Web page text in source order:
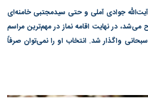
جوادی آملی و حتی سیدمجتبی خامنه‌ای
می‌شد، در نهایت اقامه نماز در مهم‌ترین مراسم
واگذار شد. انتخاب او را نمی‌توان صرفاً